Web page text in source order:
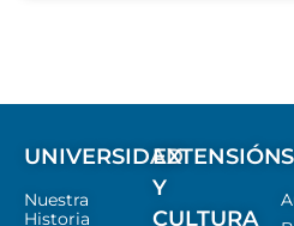
UNIVERSIDAD
Nuestra
Historia
EXTENSIÓN
Y
CULTURA